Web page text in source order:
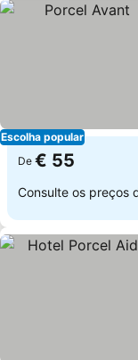
Escolha popular
De € 55
Consulte os preços